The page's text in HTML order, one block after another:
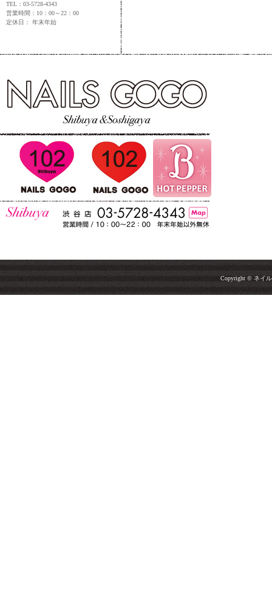
TEL：03-5728-4343
営業時間：10：00～22：00
定休日： 年末年始
Copyright © ネイル